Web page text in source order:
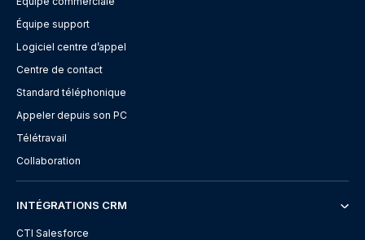
Équipe support
Logiciel centre d’appel
Centre de contact
Standard téléphonique
Appeler depuis son PC
Télétravail
Collaboration
INTÉGRATIONS CRM
CTI Salesforce